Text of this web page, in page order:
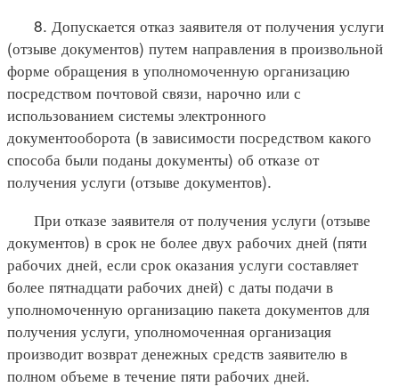
8. Допускается отказ заявителя от получения услуги
(отзыве документов) путем направления в произвольной
форме обращения в уполномоченную организацию
посредством почтовой связи, нарочно или с
использованием системы электронного
документооборота (в зависимости посредством какого
способа были поданы документы) об отказе от
получения услуги (отзыве документов).
При отказе заявителя от получения услуги (отзыве
документов) в срок не более двух рабочих дней (пяти
рабочих дней, если срок оказания услуги составляет
более пятнадцати рабочих дней) с даты подачи в
уполномоченную организацию пакета документов для
получения услуги, уполномоченная организация
производит возврат денежных средств заявителю в
полном объеме в течение пяти рабочих дней.